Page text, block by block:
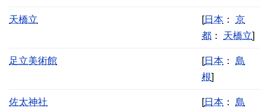
天橋立 [日本 ： 京
都 ： 天橋立]
足立美術館 [日本 ： 島
根]
佐太神社 [日本 ： 島